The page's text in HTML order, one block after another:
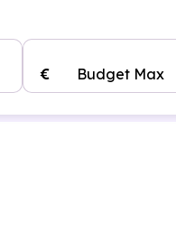
Budget Max
€